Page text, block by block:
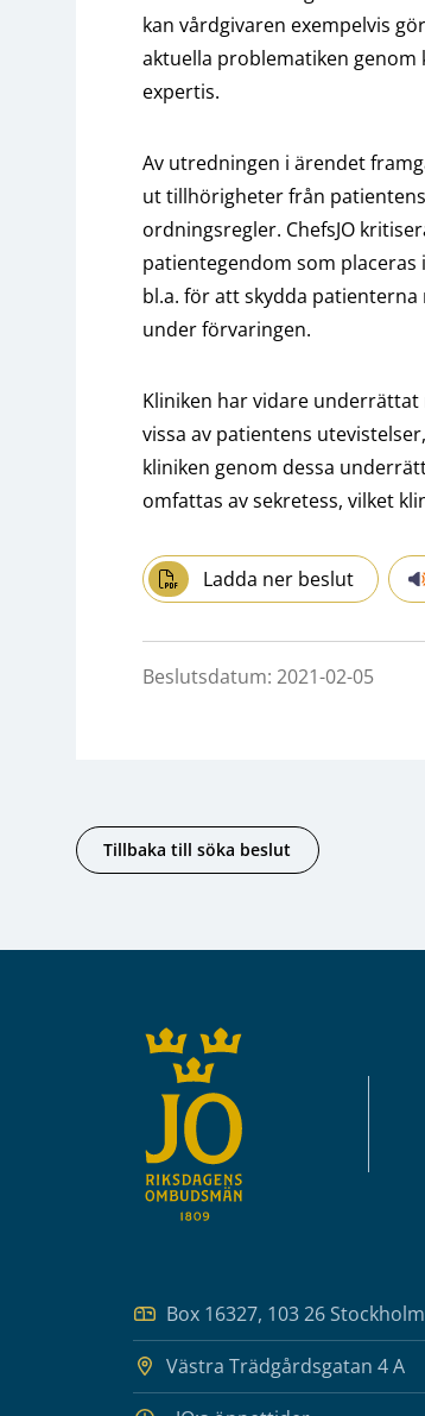
kan vårdgivaren exempelvis
aktuella problematiken genom
expertis.
Av utredningen i ärendet
ut tillhörigheter från
ordningsregler. ChefsJO
patientegendom som
bl.a. för att skydda
under förvaringen.
Kliniken har vidare
vissa av patientens
kliniken genom dessa
omfattas av sekretess, vilket
Ladda ner beslut
Beslutsdatum: 2021-02-05
Tillbaka till söka beslut
Box 16327, 103 26 Stockholm
Västra Trädgårdsgatan 4 A